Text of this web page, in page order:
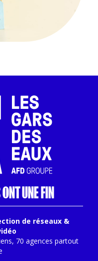
ONT UNE FIN
de réseaux &
70 agences partout